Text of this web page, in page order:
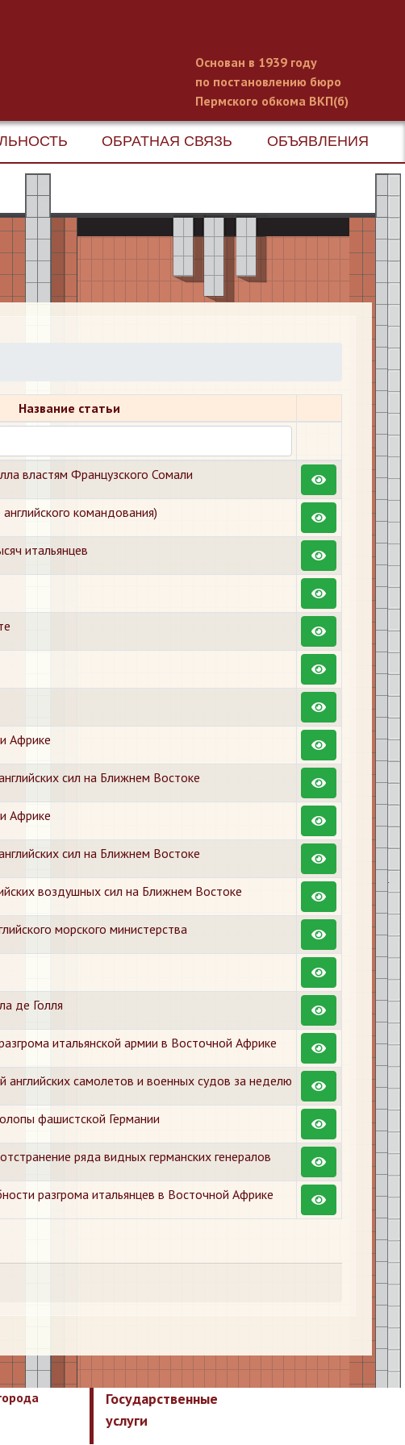
Основан в 1939 году
по постановлению бюро
Пермского обкома ВКП(б)
ОБРАТНАЯ СВЯЗЬ ОБЪЯВЛЕНИЯ
Название статьи
властям Французского Сомали
командования)
итальянцев
Африке
сил на Ближнем Востоке
Африке
сил на Ближнем Востоке
воздушных сил на Ближнем Востоке
морского министерства
де Голля
итальянской армии в Восточной Африке
английских самолетов и военных судов за неделю
фашистской Германии
ряда видных германских генералов
разгрома итальянцев в Восточной Африке
Государственные
услуги